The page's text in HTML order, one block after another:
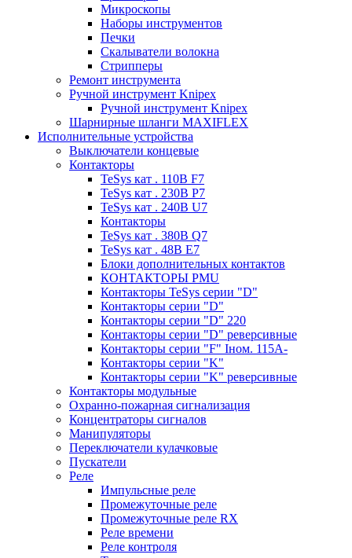
Микроскопы
Наборы инструментов
Печки
Скалыватели волокна
Стрипперы
Ремонт инструмента
Ручной инструмент Knipex
Ручной инструмент Knipex
Шарнирные шланги MAXIFLEX
Исполнительные устройства
Выключатели концевые
Контакторы
TeSys кат . 110В F7
TeSys кат . 230В P7
TeSys кат . 240В U7
Контакторы
TeSys кат . 380В Q7
TeSys кат . 48В E7
Блоки дополнительных контактов
КОНТАКТОРЫ PMU
Контакторы TeSys серии "D"
Контакторы серии "D"
Контакторы серии "D" 220
Контакторы серии "D" реверсивные
Контакторы серии "F" Iном. 115А-
Контакторы серии "K"
Контакторы серии "K" реверсивные
Контакторы модульные
Охранно-пожарная сигнализация
Концентраторы сигналов
Манипуляторы
Переключатели кулачковые
Пускатели
Реле
Импульсные реле
Промежуточные реле
Промежуточные реле RX
Реле времени
Реле контроля